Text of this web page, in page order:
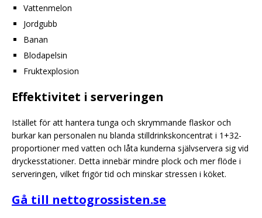
Vattenmelon
Jordgubb
Banan
Blodapelsin
Fruktexplosion
Effektivitet i serveringen
Istället för att hantera tunga och skrymmande flaskor och
burkar kan personalen nu blanda stilldrinkskoncentrat i 1+32-
proportioner med vatten och låta kunderna självservera sig vid
dryckesstationer. Detta innebär mindre plock och mer flöde i
serveringen, vilket frigör tid och minskar stressen i köket.
Gå till nettogrossisten.se